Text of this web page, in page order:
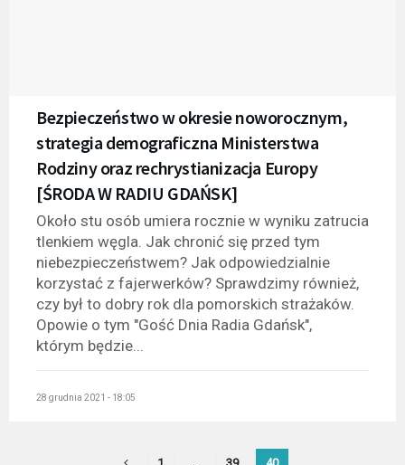
Bezpieczeństwo w okresie noworocznym,
strategia demograficzna Ministerstwa
Rodziny oraz rechrystianizacja Europy
[ŚRODA W RADIU GDAŃSK]
Około stu osób umiera rocznie w wyniku zatrucia
tlenkiem węgla. Jak chronić się przed tym
niebezpieczeństwem? Jak odpowiedzialnie
korzystać z fajerwerków? Sprawdzimy również,
czy był to dobry rok dla pomorskich strażaków.
Opowie o tym "Gość Dnia Radia Gdańsk",
którym będzie...
28 grudnia 2021 - 18:05